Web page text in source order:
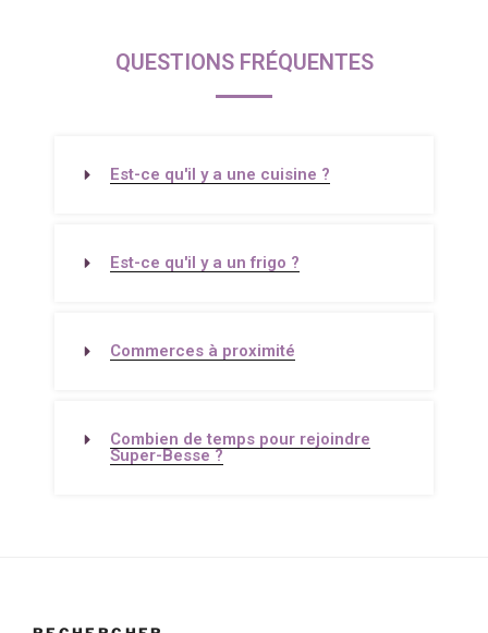
QUESTIONS FRÉQUENTES
Est-ce qu'il y a une cuisine ?
Est-ce qu'il y a un frigo ?
Commerces à proximité
Combien de temps pour rejoindre
Super-Besse ?